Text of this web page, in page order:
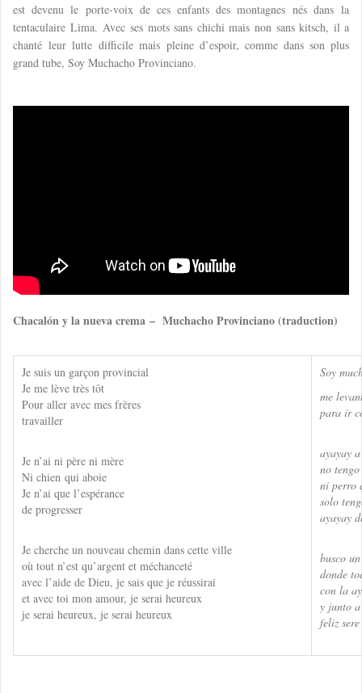
est devenu le porte-voix de ces enfants des montagnes nés dans la
tentaculaire Lima. Avec ses mots sans chichi mais non sans kitsch, il a
chanté leur lutte difficile mais pleine d’espoir, comme dans son plus
grand tube, Soy Muchacho Provinciano.
Chacalón y la nueva crema – Muchacho Provinciano (traduction)
Je suis un garçon provincial
Je me lève très tôt
Pour aller avec mes frères
travailler
Je n’ai ni père ni mère
Ni chien qui aboie
Je n’ai que l’espérance
de progresser
Je cherche un nouveau chemin dans cette ville
où tout n’est qu’argent et méchanceté
avec l’aide de Dieu, je sais que je réussirai
et avec toi mon amour, je serai heureux
je serai heureux, je serai heureux
Soy
me
para ir
ayayay
no
ni perro
solo
ayayay
busco
donde
con la
y junto
feliz